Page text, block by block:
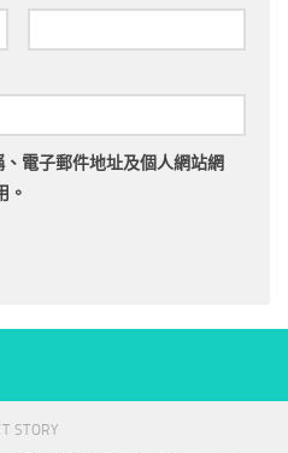
電子郵件地址及個人網站網
。
STORY